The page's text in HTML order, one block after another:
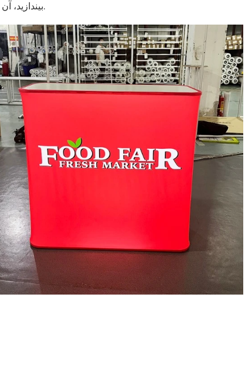
بیندازید، آن را با حمل و نقل عمومی حمل کنید - رسیدن به نقطه بعدی هرگز دردسرساز نیست.